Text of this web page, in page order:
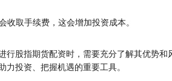
收取手续费，这会增加投资成本。
行股指期货配资时，需要充分了解其优势
投资、把握机遇的重要工具。